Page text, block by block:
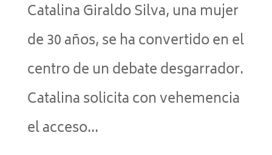
Catalina Giraldo Silva, una mujer
de 30 años, se ha convertido en el
centro de un debate desgarrador.
Catalina solicita con vehemencia
el acceso...